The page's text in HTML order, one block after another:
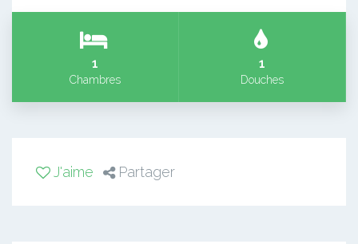
1
Chambres
1
Douches
J'aime Partager